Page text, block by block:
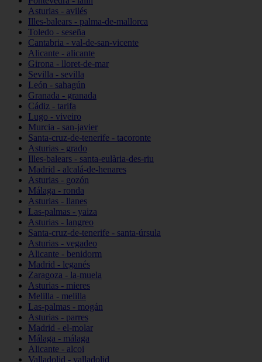
Asturias - avilés
Illes-balears - palma-de-mallorca
Toledo - seseña
Cantabria - val-de-san-vicente
Alicante - alicante
Girona - lloret-de-mar
Sevilla - sevilla
León - sahagún
Granada - granada
Cádiz - tarifa
Lugo - viveiro
Murcia - san-javier
Santa-cruz-de-tenerife - tacoronte
Asturias - grado
Illes-balears - santa-eulària-des-riu
Madrid - alcalá-de-henares
Asturias - gozón
Málaga - ronda
Asturias - llanes
Las-palmas - yaiza
Asturias - langreo
Santa-cruz-de-tenerife - santa-úrsula
Asturias - vegadeo
Alicante - benidorm
Madrid - leganés
Zaragoza - la-muela
Asturias - mieres
Melilla - melilla
Las-palmas - mogán
Asturias - parres
Madrid - el-molar
Málaga - málaga
Alicante - alcoi
Valladolid - valladolid